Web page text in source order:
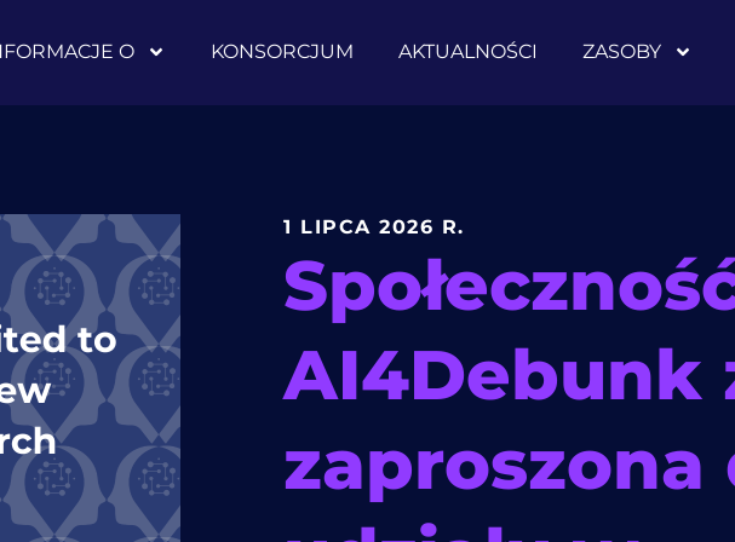
O KONSORCJUM AKTUALNOŚCI ZASOBY
1 LIPCA 2026 R.
AI4Debunk
zaproszona